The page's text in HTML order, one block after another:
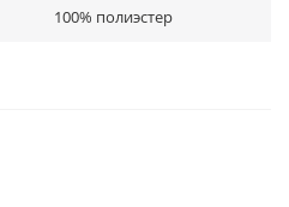
100% полиэcтер